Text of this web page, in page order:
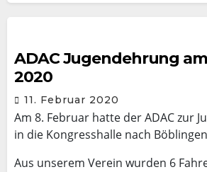
ADAC Jugendehrung
2020
11. Februar 2020
Am 8. Februar hatte der ADAC zur
in die Kongresshalle nach
Aus unserem Verein wurden 6